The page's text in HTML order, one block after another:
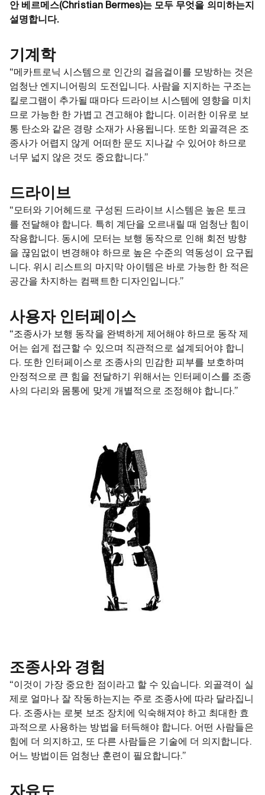
안 베르메스(Christian Bermes)는 모두 무엇을 의미하는지
설명합니다.
기계학
“메카트로닉 시스템으로 인간의 걸음걸이를 모방하는 것은
엄청난 엔지니어링의 도전입니다. 사람을 지지하는 구조는
킬로그램이 추가될 때마다 드라이브 시스템에 영향을 미치
므로 가능한 한 가볍고 견고해야 합니다. 이러한 이유로 보
통 탄소와 같은 경량 소재가 사용됩니다. 또한 외골격은 조
종사가 어렵지 않게 어떠한 문도 지나갈 수 있어야 하므로
너무 넓지 않은 것도 중요합니다.”
드라이브
“모터와 기어헤드로 구성된 드라이브 시스템은 높은 토크
를 전달해야 합니다. 특히 계단을 오르내릴 때 엄청난 힘이
작용합니다. 동시에 모터는 보행 동작으로 인해 회전 방향
을 끊임없이 변경해야 하므로 높은 수준의 역동성이 요구됩
니다. 위시 리스트의 마지막 아이템은 바로 가능한 한 적은
공간을 차지하는 컴팩트한 디자인입니다.”
사용자 인터페이스
“조종사가 보행 동작을 완벽하게 제어해야 하므로 동작 제
어는 쉽게 접근할 수 있으며 직관적으로 설계되어야 합니
다. 또한 인터페이스로 조종사의 민감한 피부를 보호하며
안정적으로 큰 힘을 전달하기 위해서는 인터페이스를 조종
사의 다리와 몸통에 맞게 개별적으로 조정해야 합니다.”
조종사와 경험
“이것이 가장 중요한 점이라고 할 수 있습니다. 외골격이 실
제로 얼마나 잘 작동하는지는 주로 조종사에 따라 달라집니
다. 조종사는 로봇 보조 장치에 익숙해져야 하고 최대한 효
과적으로 사용하는 방법을 터득해야 합니다. 어떤 사람들은
힘에 더 의지하고, 또 다른 사람들은 기술에 더 의지합니다.
어느 방법이든 엄청난 훈련이 필요합니다.”